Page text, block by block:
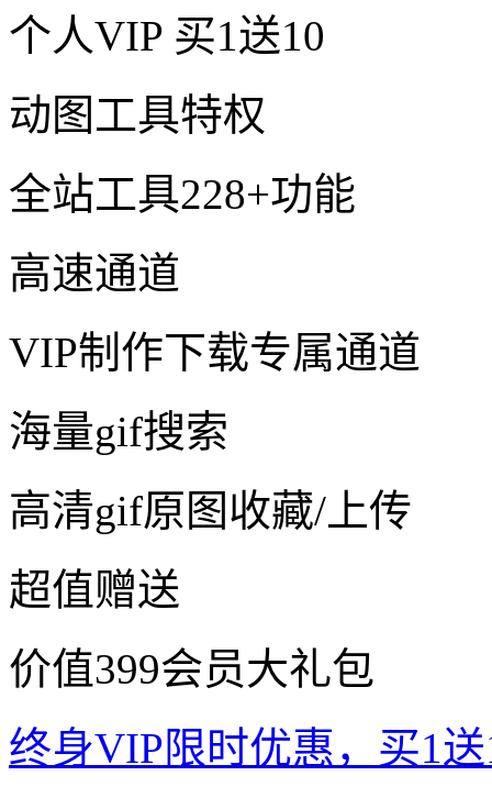
个人VIP 买1送10
动图工具特权
全站工具228+功能
高速通道
VIP制作下载专属通道
海量gif搜索
高清gif原图收藏/上传
超值赠送
价值399会员大礼包
终身VIP限时优惠，买1